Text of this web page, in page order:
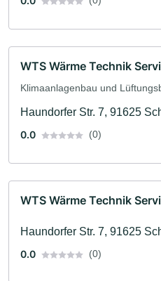
WTS Wärme Technik
Klimaanlagenbau und
Haundorfer Str. 7, 91625
0.0
(0)
WTS Wärme Technik
Haundorfer Str. 7, 91625
0.0
(0)